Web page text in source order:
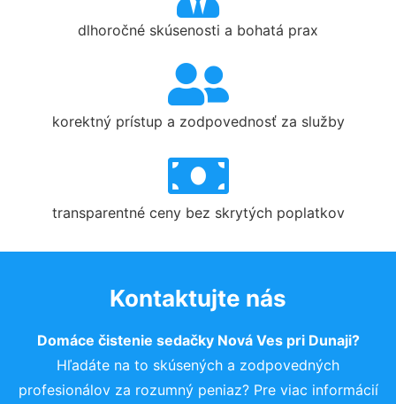
dlhoročné skúsenosti a bohatá prax
korektný prístup a zodpovednosť za služby
transparentné ceny bez skrytých poplatkov
Kontaktujte nás
Domáce čistenie sedačky Nová Ves pri Dunaji?
Hľadáte na to skúsených a zodpovedných
profesionálov za rozumný peniaz? Pre viac informácií